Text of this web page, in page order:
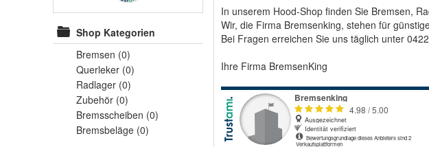
Shop Kategorien
Bremsen (0)
Querleker (0)
Radlager (0)
Zubehör (0)
Bremsscheiben (0)
Bremsbeläge (0)
In unserem Hood-Shop finden Sie Bremsen,
Wir, die Firma Bremsenking, stehen für
Bei Fragen erreichen Sie uns täglich unter
Ihre Firma BremsenKing